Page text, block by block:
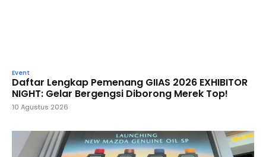
Event
Daftar Lengkap Pemenang GIIAS 2026 EXHIBITOR
NIGHT: Gelar Bergengsi Diborong Merek Top!
10 Agustus 2026